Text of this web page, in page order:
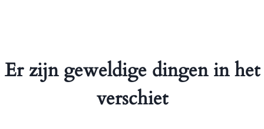
Er zijn geweldige dingen in het
verschiet